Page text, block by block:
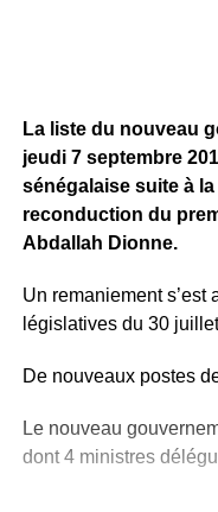
La liste du nouveau
jeudi 7 septembre
sénégalaise suite à
reconduction du
Abdallah Dionne.
Un remaniement
législatives du 30
De nouveaux postes
Le nouveau
dont 4 ministres